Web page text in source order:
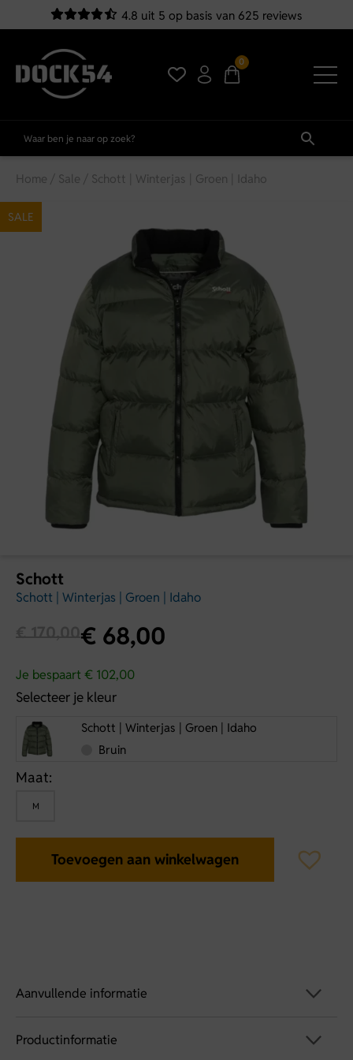
4.8 uit 5 op basis van 625 reviews
0
Home / Sale / Schott | Winterjas | Groen | Idaho
SALE
Schott
Schott | Winterjas | Groen | Idaho
€ 68,00
Je bespaart € 102,00
Selecteer je kleur
Schott | Winterjas | Groen | Idaho
Bruin
Maat:
M
Toevoegen aan winkelwagen
Aanvullende informatie
Artikelnummer
Productinformatie